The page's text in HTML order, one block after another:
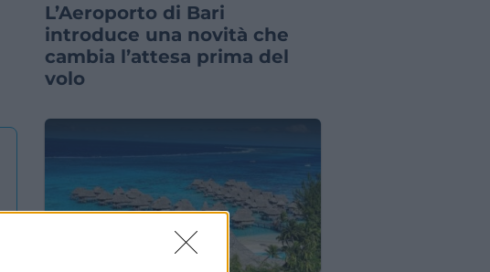
L’Aeroporto di Bari
introduce una novità che
cambia l’attesa prima del
volo